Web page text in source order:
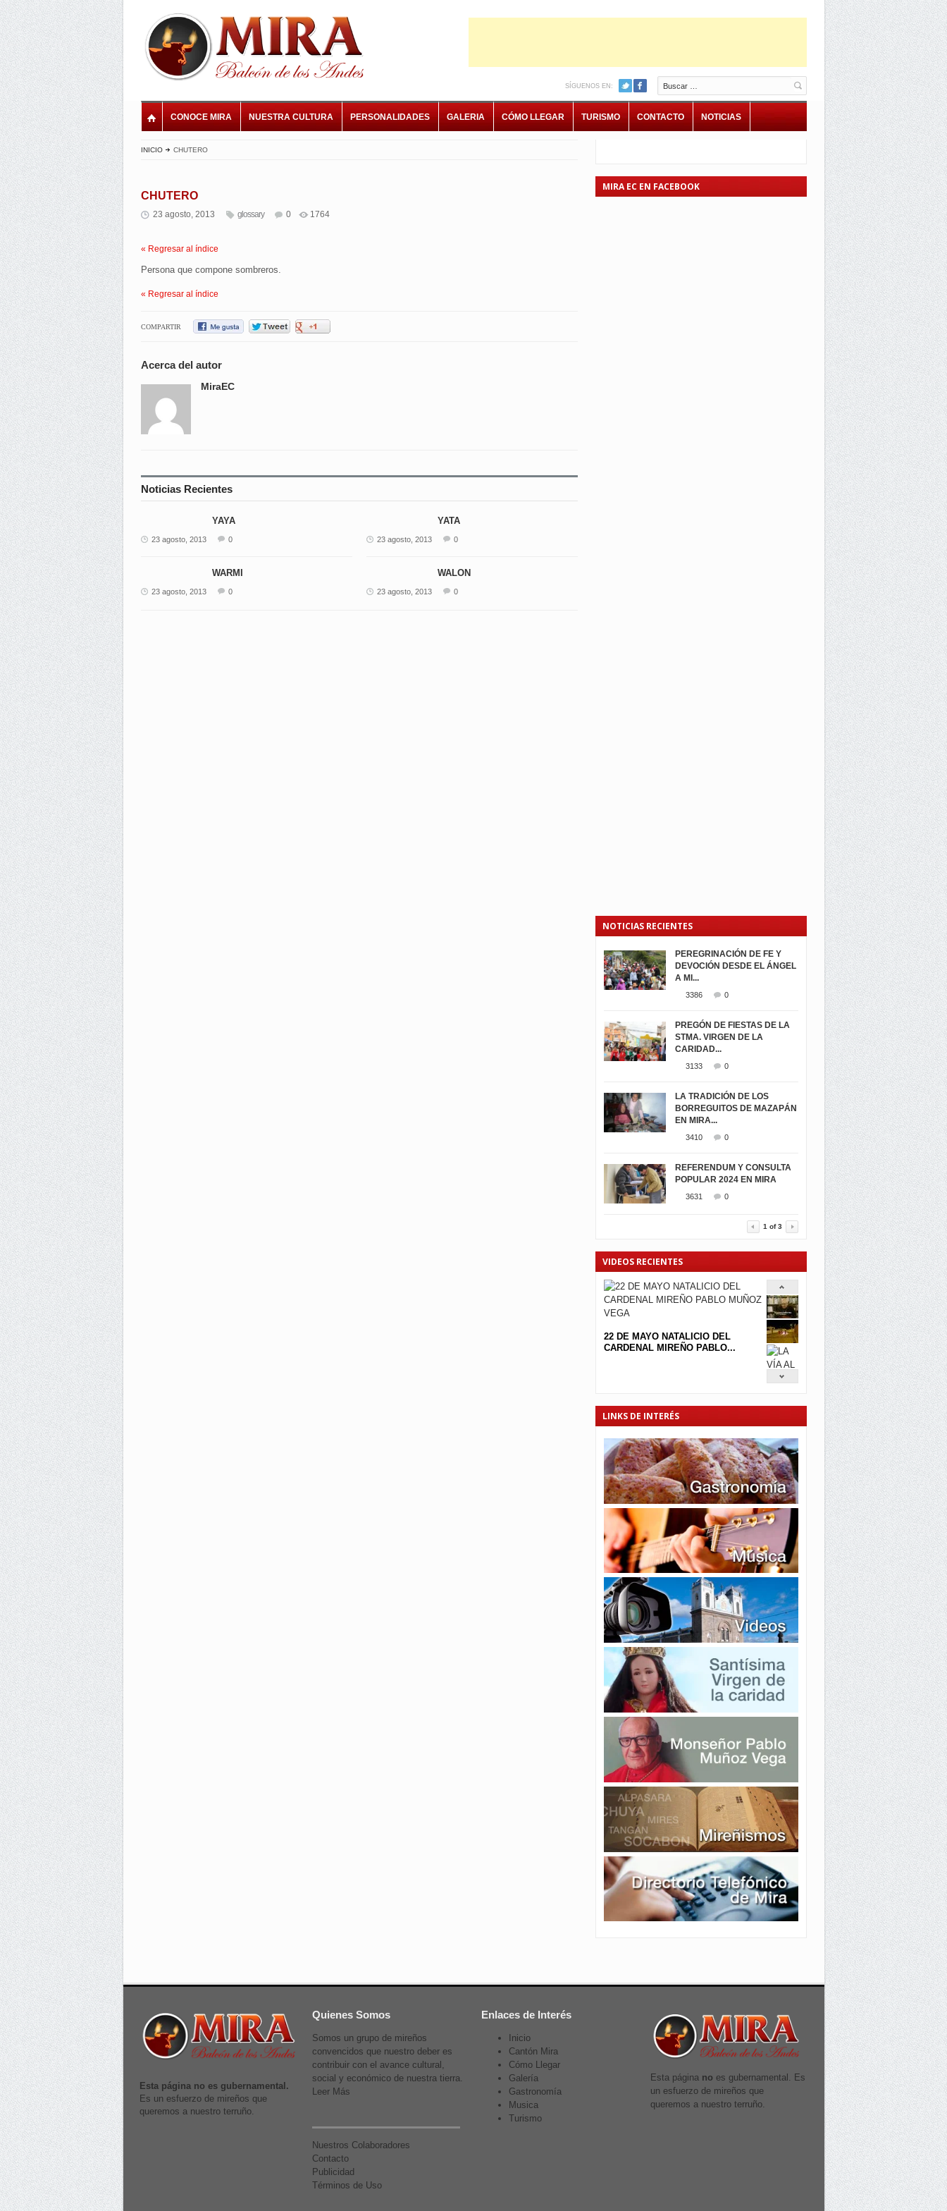
Buscar
SÍGUENOS EN:
CONOCE MIRA NUESTRA CULTURA PERSONALIDADES GALERIA CÓMO LLEGAR TURISMO CONTACTO NOTICIAS
INICIO CHUTERO
CHUTERO
23 agosto, 2013 glossary 0 1764
« Regresar al índice
Persona que compone sombreros.
« Regresar al índice
COMPARTIR
Acerca del autor
MiraEC
Noticias Recientes
YAYA
23 agosto, 2013 0
YATA
23 agosto, 2013 0
WARMI
23 agosto, 2013 0
WALON
23 agosto, 2013 0
MIRA EC EN FACEBOOK
NOTICIAS RECIENTES
PEREGRINACIÓN DE FE Y
DEVOCIÓN DESDE EL ÁNGEL
A MI...
3386 0
PREGÓN DE FIESTAS DE LA
STMA. VIRGEN DE LA
CARIDAD...
3133 0
LA TRADICIÓN DE LOS
BORREGUITOS DE MAZAPÁN
EN MIRA...
3410 0
REFERENDUM Y CONSULTA
POPULAR 2024 EN MIRA
3631 0
1 of3
VIDEOS RECIENTES
22 DE MAYO NATALICIO DEL
CARDENAL MIREÑO PABLO...
LINKS DE INTERÉS
Esta página no es gubernamental.
Es un esfuerzo de mireños que
queremos a nuestro terruño.
Quienes Somos
Somos un grupo de mireños
convencidos que nuestro deber es
contribuir con el avance cultural,
social y económico de nuestra tierra.
Leer Más
Nuestros Colaboradores
Contacto
Publicidad
Términos de Uso
Enlaces de Interés
Inicio
Cantón Mira
Cómo Llegar
Galería
Gastronomía
Musica
Turismo
Esta página no es gubernamental. Es
un esfuerzo de mireños que
queremos a nuestro terruño.